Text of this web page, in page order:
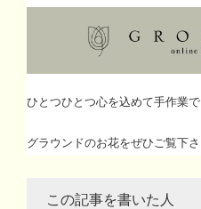
ひとつひとつ心を込めて手作業
グラウンドのお花をぜひご覧下
この記事を書いた人